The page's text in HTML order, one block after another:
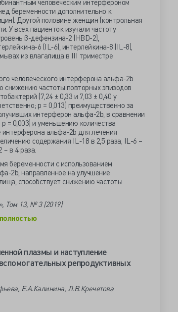
человеческим интерфероном
беременности дополнительно к
Другой половине женщин (контрольная
У всех пациенток изучали частоту
β-дефензина-2 (HBD-2),
6 (IL-6), интерлейкина-8 (IL-8),
из влагалища в III триместре
человеческого интерферона альфа-2b
частоты повторных эпизодов
(7,24 ± 0,33 и 7,03 ± 0,40 у
р = 0,013) преимущественно за
интерферон альфа-2b, в сравнении
= 0,003) и уменьшению количества
альфа-2b для лечения
содержания IL-1β в 2,5 раза, IL-6 –
– в 4 раза.
беременности с использованием
2b, направленное на улучшение
способствует снижению частоты
Том 13, № 3 (2019)
плазмы и наступление
репродуктивных
Е.А.Калинина, Л.В.Кречетова